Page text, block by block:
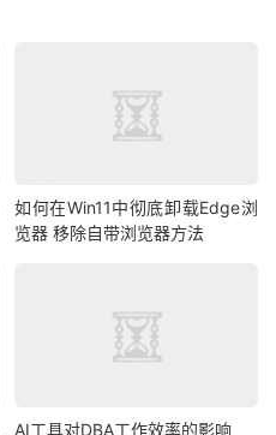
如何在Win11中彻底卸载Edge浏
览器 移除自带浏览器方法
AI工具对DBA工作效率的影响